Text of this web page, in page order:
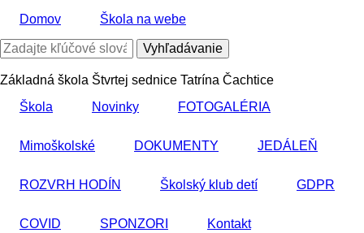
hlavný
obsah
Domov
Škola na webe
Vyhľadávanie
Základná škola Štvrtej sednice Tatrína Čachtice
Škola
Novinky FOTOGALÉRIA
Mimoškolské DOKUMENTY JEDÁLEŇ
ROZVRH HODÍN Školský klub detí GDPR
COVID SPONZORI Kontakt